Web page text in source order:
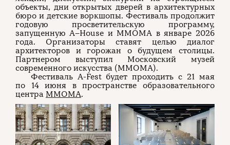
объекты, дни открытых дверей в архитектурных
бюро и детские воркшопы. Фестиваль продолжит
годовую просветительскую программу,
запущенную A–House и ММОМА в январе 2026
года. Организаторы ставят целью диалог
архитекторов и горожан о будущем столицы.
Партнером выступил Московский музей
современного искусства (ММОМА).
Фестиваль A-Fest будет проходить с 21 мая
по 14 июня в пространстве образовательного
центра ММОМА.